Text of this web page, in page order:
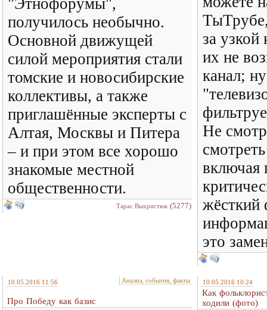
"Этнофорумы",
получилось необычно.
Основной движущей
силой мероприятия стали
томские и новосибирские
коллективы, а также
приглашённые эксперты с
Алтая, Москвы и Питера
– и при этом все хорошо
знакомые местной
общественности.
Тарас Выхристюк (5277)
за узкой
их не
канал;
Не
включая
жёсткий
это
10.05.2016 11:56 Анализ, события, факты
Про Победу как базис
10.05.2016 10:24
Как
ходили (фото)